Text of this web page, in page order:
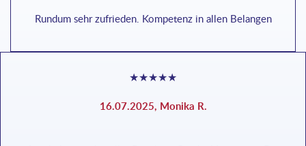
Rundum sehr zufrieden. Kompetenz in allen Belangen
★★★★★
16.07.2025, Monika R.